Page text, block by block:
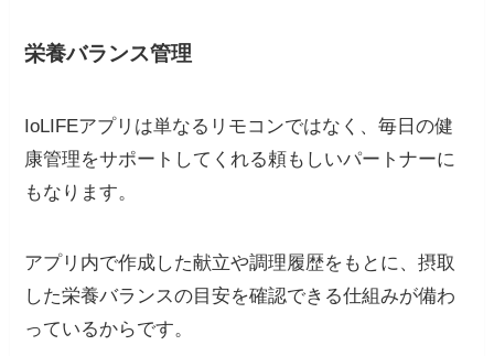
栄養バランス管理
IoLIFEアプリは単なるリモコンではなく、毎日の健
康管理をサポートしてくれる頼もしいパートナーに
もなります。
アプリ内で作成した献立や調理履歴をもとに、摂取
した栄養バランスの目安を確認できる仕組みが備わ
っているからです。